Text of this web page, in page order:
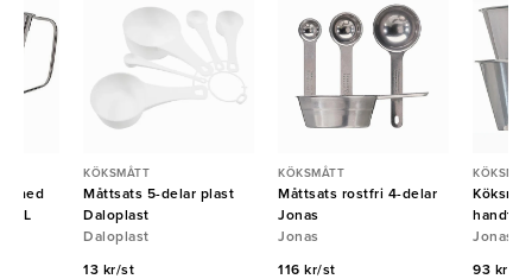
med
1L
KÖKSMÅTT
Måttsats 5-delar plast
Daloplast
Daloplast
13 kr/st
KÖKSMÅTT
Måttsats rostfri 4-delar
Jonas
Jonas
116 kr/st
handtag
Jonas
93 kr/st